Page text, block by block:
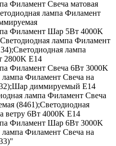
Филамент Свеча матовая
лампа Филамент
Филамент Шар 5Вт 4000K
лампа Филамент
лампа
2800K E14
Филамент Свеча 6Вт 3000K
Филамент Свеча на
диммируемый Е14
лампа Филамент Свеча
(8461);Светодиодная
ветру 6Вт 4000K E14
Филамент Шар 6Вт 3000K
Филамент Свеча на